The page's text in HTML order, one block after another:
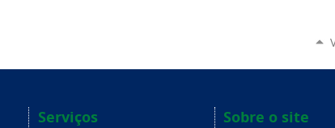
Serviços Sobre o site